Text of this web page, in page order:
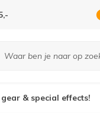
verzonden!
& special effects!